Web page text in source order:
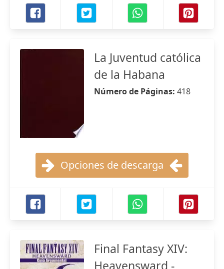
La Juventud católica
de la Habana
Número de Páginas: 418
Opciones de descarga
Final Fantasy XIV:
Heavensward -